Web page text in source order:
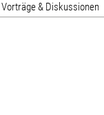
Vorträge & Diskussionen